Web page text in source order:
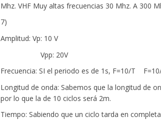
Mhz. VHF Muy altas frecuencias 30 Mhz. A 300
7)
Amplitud: Vp: 10 V
Vpp: 20V
Frecuencia: SI el periodo es de 1s, F=10/T
Longitud de onda: Sabemos que la longitud de
por lo que la de 10 ciclos será 2m.
Tiempo: Sabiendo que un ciclo tarda en